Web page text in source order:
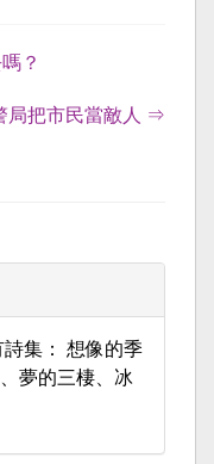
？
局把市民當敵人 ⇒
集： 想像的季
夢的三棲、冰